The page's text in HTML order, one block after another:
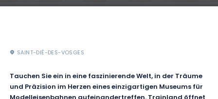
SAINT-DIÉ-DES-VOSGES
Tauchen Sie ein in eine faszinierende Welt, in der Träume
und Präzision im Herzen eines einzigartigen Museums für